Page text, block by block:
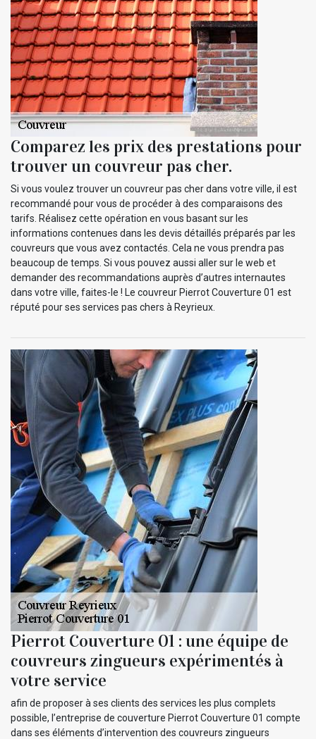
Comparez les prix des prestations pour
trouver un couvreur pas cher.
Si vous voulez trouver un couvreur pas cher dans votre ville, il est
recommandé pour vous de procéder à des comparaisons des
tarifs. Réalisez cette opération en vous basant sur les
informations contenues dans les devis détaillés préparés par les
couvreurs que vous avez contactés. Cela ne vous prendra pas
beaucoup de temps. Si vous pouvez aussi aller sur le web et
demander des recommandations auprès d’autres internautes
dans votre ville, faites-le ! Le couvreur Pierrot Couverture 01 est
réputé pour ses services pas chers à Reyrieux.
Pierrot Couverture 01 : une équipe de
couvreurs zingueurs expérimentés à
votre service
afin de proposer à ses clients des services les plus complets
possible, l’entreprise de couverture Pierrot Couverture 01 compte
dans ses éléments d’intervention des couvreurs zingueurs